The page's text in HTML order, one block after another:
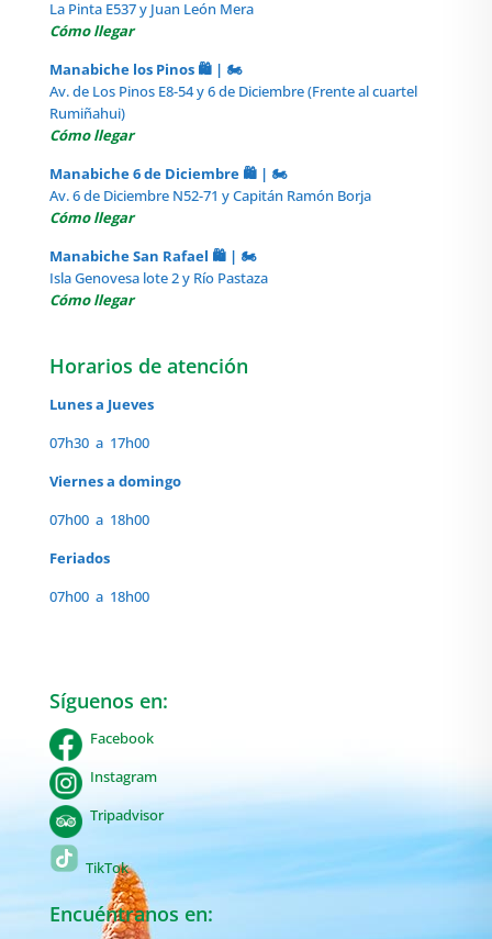
La Pinta E537 y Juan León Mera
Cómo llegar
Manabiche los Pinos 🛍️ | 🏍️
Av. de Los Pinos E8-54 y 6 de Diciembre (Frente al cuartel
Rumiñahui)
Cómo llegar
Manabiche 6 de Diciembre 🛍️ | 🏍️
Av. 6 de Diciembre N52-71 y Capitán Ramón Borja
Cómo llegar
Manabiche San Rafael 🛍️ | 🏍️
Isla Genovesa lote 2 y Río Pastaza
Cómo llegar
Horarios de atención
Lunes a Jueves
07h30 a 17h00
Viernes a domingo
07h00 a 18h00
Feriados
07h00 a 18h00
Síguenos en:
Facebook
Instagram
Tripadvisor
TikTok
Encuéntranos en: